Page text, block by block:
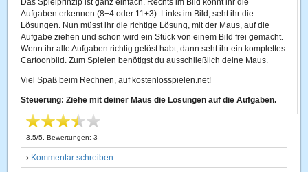
Das Spielprinzip ist ganz einfach. Rechts im Bild könnt ihr die
Aufgaben erkennen (8+4 oder 11+3). Links im Bild, seht ihr die
Lösungen. Nun müsst ihr die richtige Lösung, mit der Maus, auf die
Aufgabe ziehen und schon wird ein Stück von einem Bild frei gemacht.
Wenn ihr alle Aufgaben richtig gelöst habt, dann seht ihr ein komplettes
Cartoonbild. Zum Spielen benötigst du ausschließlich deine Maus.
Viel Spaß beim Rechnen, auf kostenlosspielen.net!
Steuerung: Ziehe mit deiner Maus die Lösungen auf die Aufgaben.
3.5/5 , Bewertungen:3
› Kommentar schreiben